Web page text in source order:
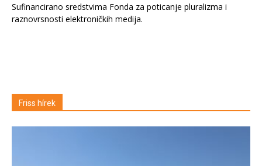
Sufinancirano sredstvima Fonda za poticanje pluralizma i
raznovrsnosti elektroničkih medija.
Friss hírek